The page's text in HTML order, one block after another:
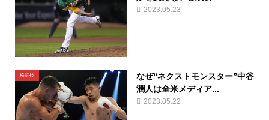
2023.05.23
格闘技
なぜ“ネクストモンスター”中谷
潤人は全米メディア...
2023.05.22